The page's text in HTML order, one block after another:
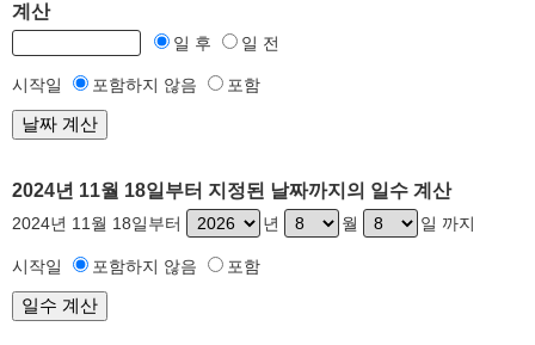
계산
일 후 일 전
시작일 포함하지 않음 포함
2024년 11월 18일부터 지정된 날짜까지의 일수 계산
2024년 11월 18일부터 년 월 일 까지
시작일 포함하지 않음 포함